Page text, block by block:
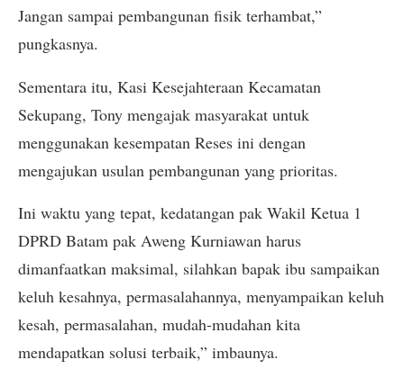
Jangan sampai pembangunan fisik terhambat,”
pungkasnya.
Sementara itu, Kasi Kesejahteraan Kecamatan
Sekupang, Tony mengajak masyarakat untuk
menggunakan kesempatan Reses ini dengan
mengajukan usulan pembangunan yang prioritas.
Ini waktu yang tepat, kedatangan pak Wakil Ketua 1
DPRD Batam pak Aweng Kurniawan harus
dimanfaatkan maksimal, silahkan bapak ibu sampaikan
keluh kesahnya, permasalahannya, menyampaikan keluh
kesah, permasalahan, mudah-mudahan kita
mendapatkan solusi terbaik,” imbaunya.